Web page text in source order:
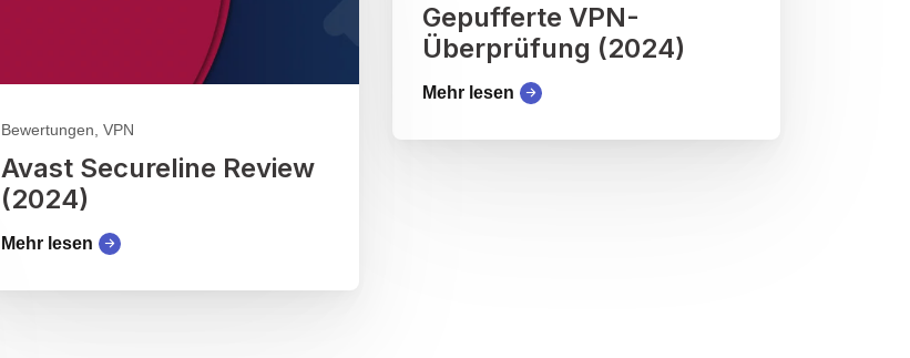
Gepufferte VPN-
Überprüfung (2024)
Mehr lesen
Bewertungen, VPN
Avast Secureline Review
(2024)
Mehr lesen